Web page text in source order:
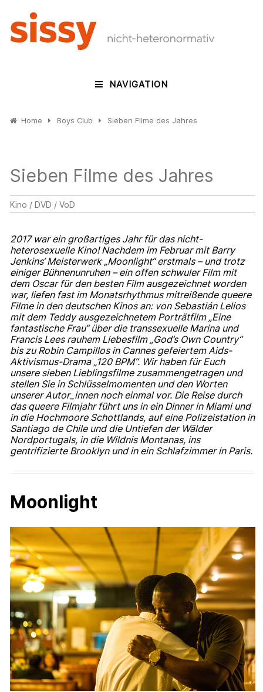
NAVIGATION
Home Boys Club Sieben Filme des Jahres
Sieben Filme des Jahres
Kino / DVD / VoD
2017 war ein großartiges Jahr für das nicht-
heterosexuelle Kino! Nachdem im Februar mit Barry
Jenkins‘ Meisterwerk „Moonlight“ erstmals – und trotz
einiger Bühnenunruhen – ein offen schwuler Film mit
dem Oscar für den besten Film ausgezeichnet worden
war, liefen fast im Monatsrhythmus mitreißende queere
Filme in den deutschen Kinos an: von Sebastián Lelios
mit dem Teddy ausgezeichnetem Porträtfilm „Eine
fantastische Frau“ über die transsexuelle Marina und
Francis Lees rauhem Liebesfilm „God’s Own Country“
bis zu Robin Campillos in Cannes gefeiertem Aids-
Aktivismus-Drama „120 BPM“. Wir haben für Euch
unsere sieben Lieblingsfilme zusammengetragen und
stellen Sie in Schlüsselmomenten und den Worten
unserer Autor_innen noch einmal vor. Die Reise durch
das queere Filmjahr führt uns in ein Dinner in Miami und
in die Hochmoore Schottlands, auf eine Polizeistation in
Santiago de Chile und die Untiefen der Wälder
Nordportugals, in die Wildnis Montanas, ins
gentrifizierte Brooklyn und in ein Schlafzimmer in Paris.
Moonlight